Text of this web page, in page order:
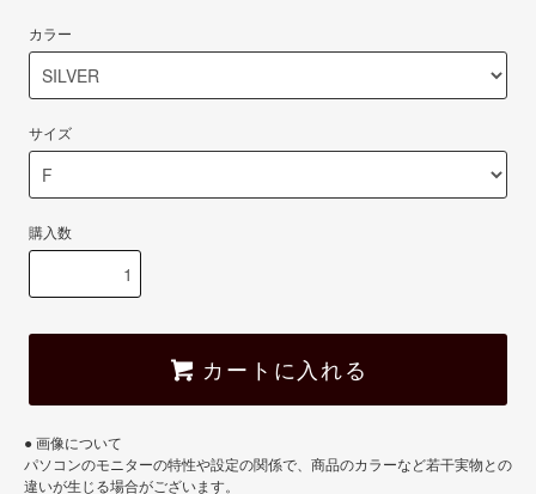
カラー
サイズ
購入数
カートに入れる
● 画像について
パソコンのモニターの特性や設定の関係で、商品のカラーなど若干実物との
違いが生じる場合がございます。